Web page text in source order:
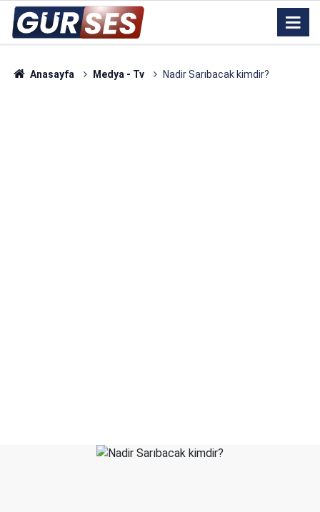
Anasayfa Medya - Tv Nadir Sarıbacak kimdir?